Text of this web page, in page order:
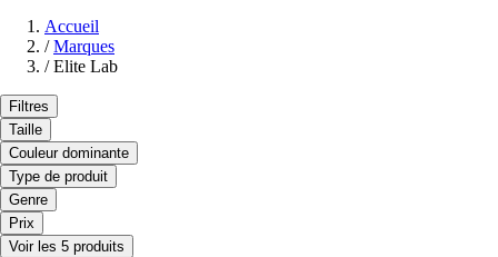
Accueil
/ Marques
/ Elite Lab
Filtres
Taille
Couleur dominante
Type de produit
Genre
Prix
Voir les 5 produits